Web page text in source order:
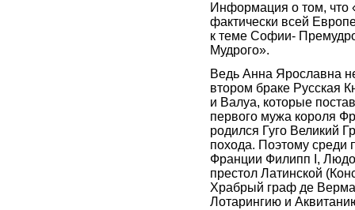
Информация о том, что
фактически всей
к теме Софии-
Мудрого».
Ведь Анна Ярославна
втором браке Русская
и Валуа, которые
первого мужа короля
родился Гуго Великий
похода. Поэтому среди
Франции Филипп I,
престол Латинской
Храбрый граф де
Лотарингию и